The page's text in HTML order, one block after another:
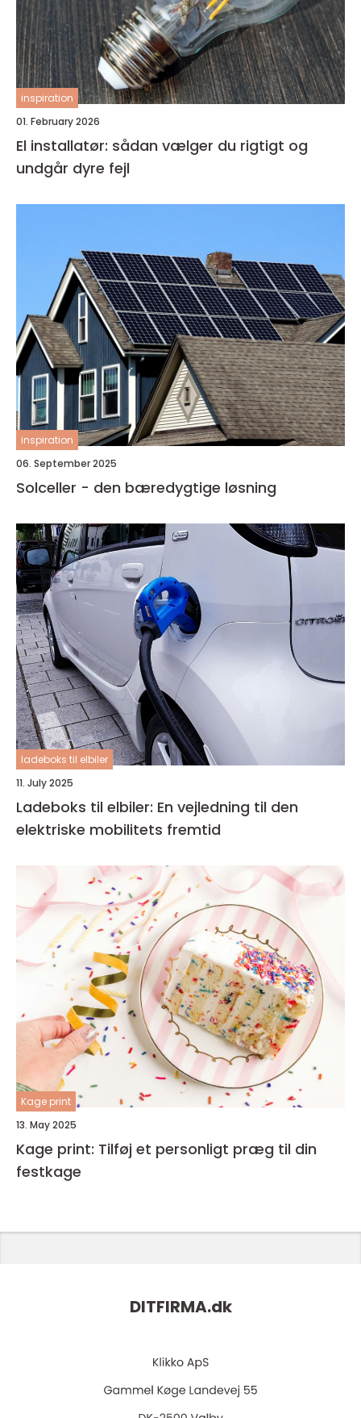
inspiration
01. February 2026
El installatør: sådan vælger du rigtigt og
undgår dyre fejl
inspiration
06. September 2025
Solceller - den bæredygtige løsning
ladeboks til elbiler
11. July 2025
Ladeboks til elbiler: En vejledning til den
elektriske mobilitets fremtid
Kage print
13. May 2025
Kage print: Tilføj et personligt præg til din
festkage
DITFIRMA.dk